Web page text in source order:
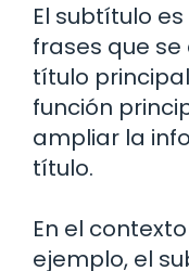
El subtítulo
frases que
título
función
ampliar la
título.
En el
ejemplo, el